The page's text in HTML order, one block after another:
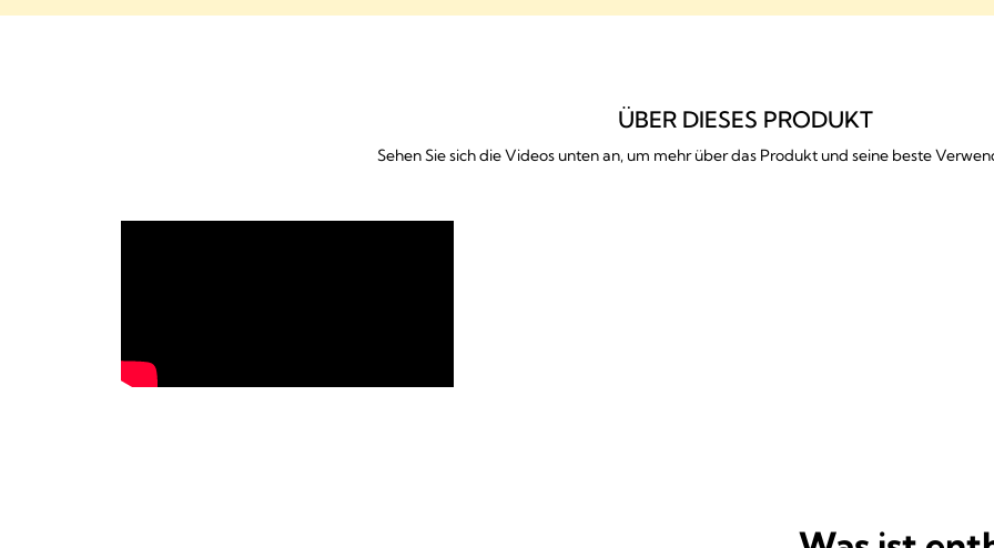
ÜBER DIESES PRODUKT
Sehen Sie sich die Videos unten an, um mehr über das Produkt und seine beste